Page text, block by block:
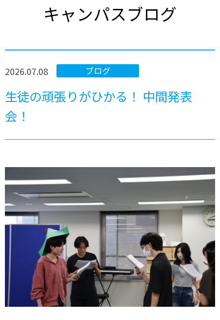
キャンパスブログ
ブログ
2026.07.08
生徒の頑張りがひかる！ 中間発表
会！